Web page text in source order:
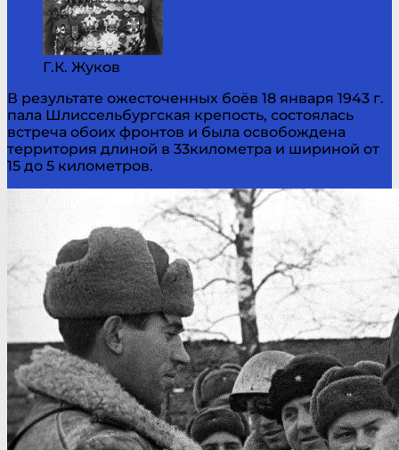
Г.К. Жуков
В результате ожесточенных боёв 18 января 1943 г.
пала Шлиссельбургская крепость, состоялась
встреча обоих фронтов и была освобождена
территория длиной в 33километра и шириной от
15 до 5 километров.